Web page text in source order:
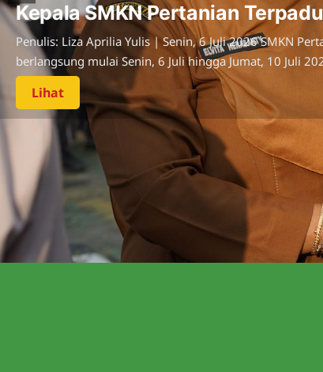
Kepala SMKN Pertanian
Penulis: Liza Aprilia Yulis | Senin, 6 Juli 2026 SMKN
berlangsung mulai Senin, 6 Juli hingga Jumat, 10 Juli
Lihat